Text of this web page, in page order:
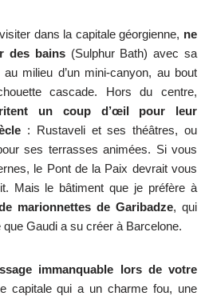
dans la capitale géorgienne, ne
des bains(Sulphur Bath) avec sa
milieu d’un mini-canyon, au bout
cascade. Hors du centre,
un coup d’œil pour leur
: Rustaveli et ses théâtres, ou
ses terrasses animées. Si vous
le Pont de la Paix devrait vous
Mais le bâtiment que je préfère à
marionnettes de Garibadze, qui
que Gaudi a su créer à Barcelone.
immanquable lors de votre
capitale qui a un charme fou, une